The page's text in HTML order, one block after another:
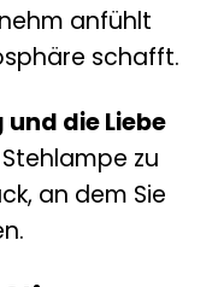
anfühlt
schafft.
die Liebe
zu
an dem Sie